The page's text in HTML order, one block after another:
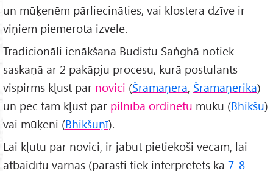
un mūķenēm pārliecināties, vai klostera dzīve ir
viņiem piemērotā izvēle.
Tradicionāli ienākšana Budistu Saṅghā notiek
saskaņā ar 2 pakāpju procesu, kurā postulants
vispirms kļūst par novici (Šrāmaņera, Šrāmaņerikā)
un pēc tam kļūst par pilnībā ordinētu mūku (Bhikšu)
vai mūķeni (Bhikšuņī).
Lai kļūtu par novici, ir jābūt pietiekoši vecam, lai
atbaidītu vārnas (parasti tiek interpretēts kā 7-8